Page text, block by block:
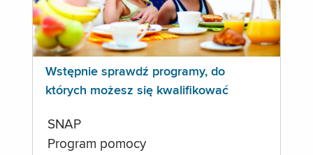
Wstępnie sprawdź programy, do
których możesz się kwalifikować
SNAP
Program pomocy